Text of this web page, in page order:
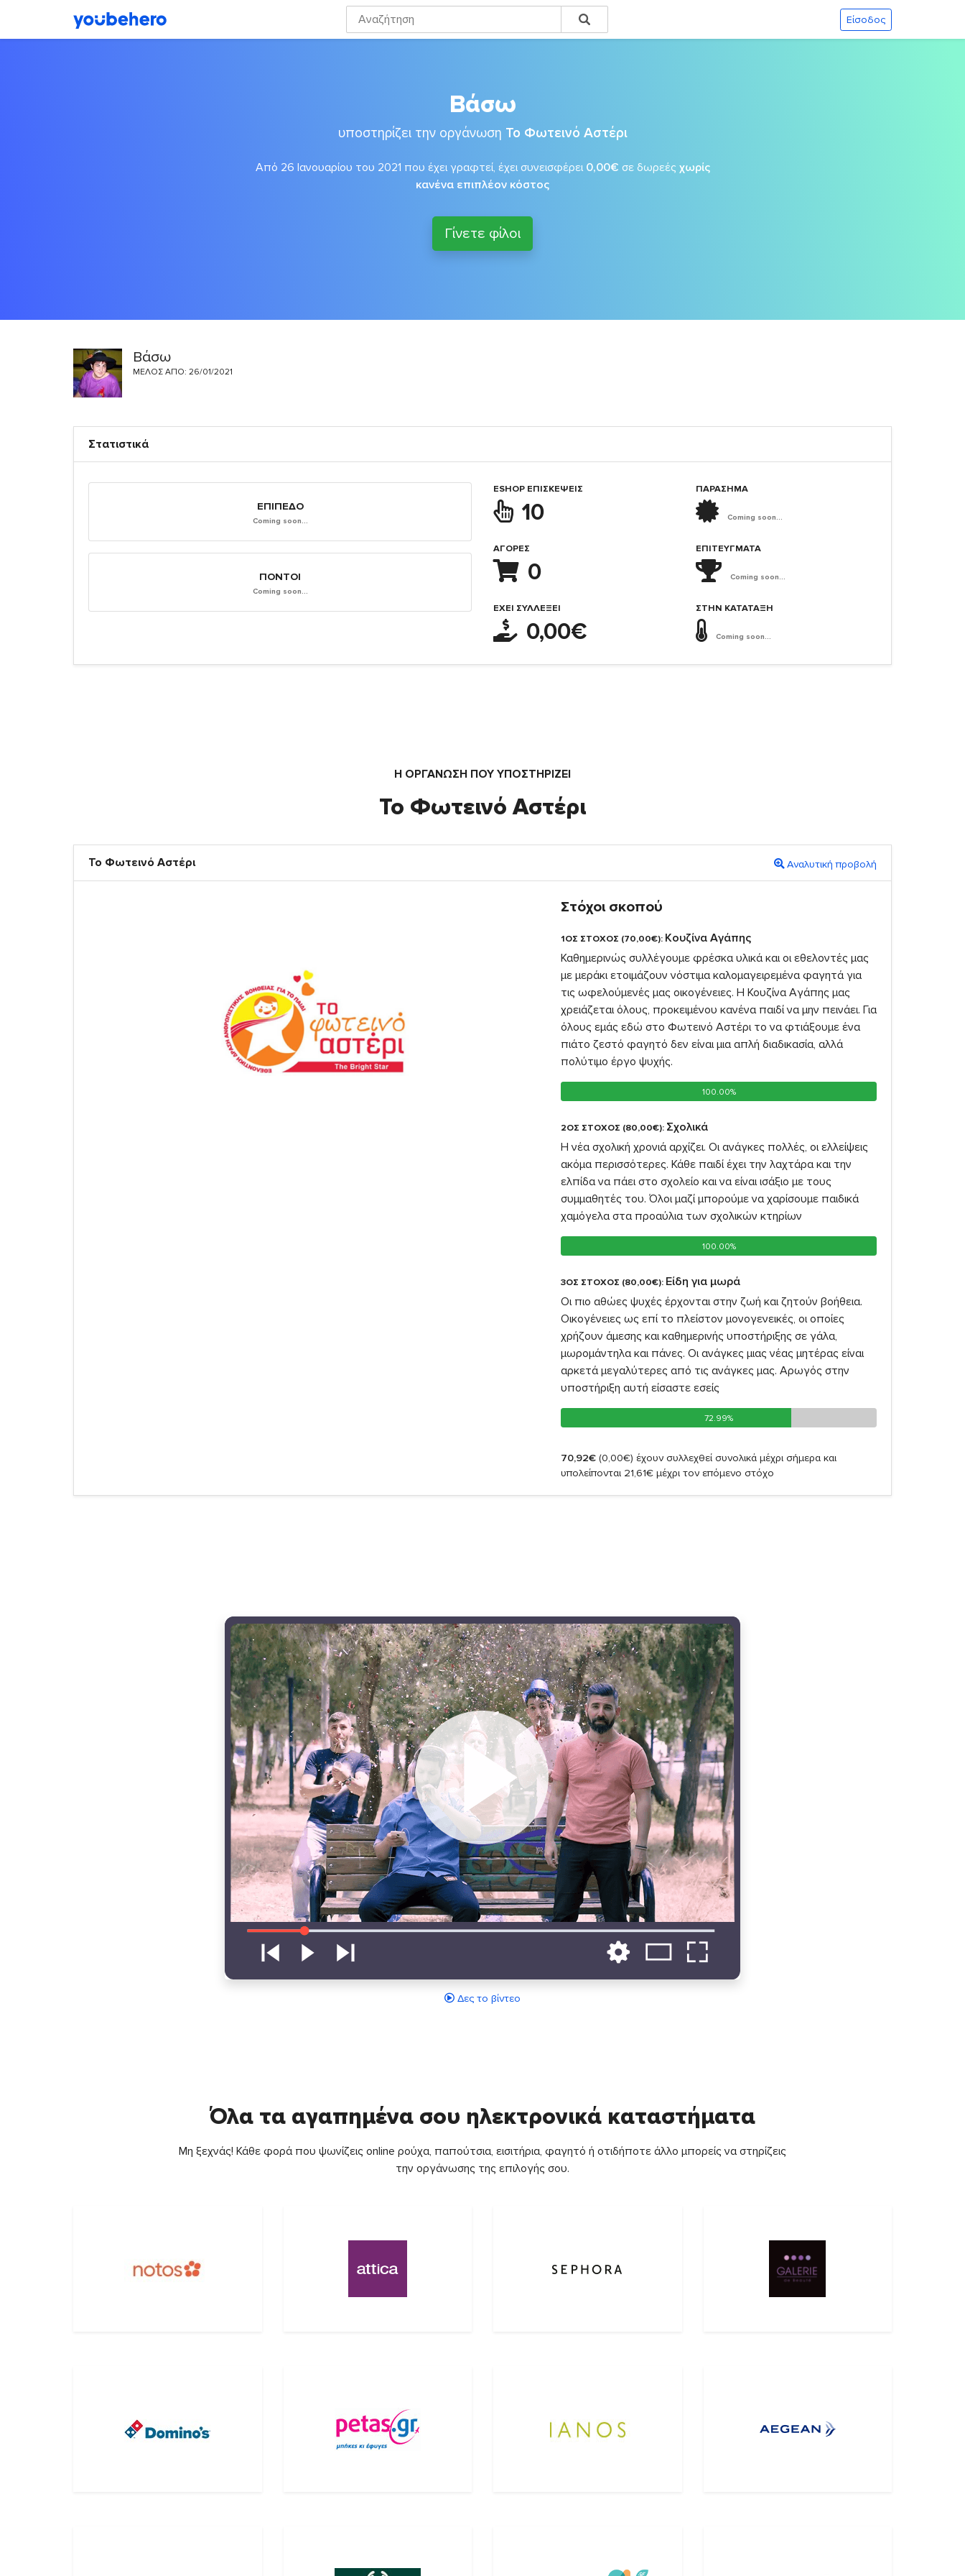
Είσοδος
Βάσω
υποστηρίζει την οργάνωση Το Φωτεινό Αστέρι
Από 26 Ιανουαρίου του 2021 που έχει γραφτεί, έχει συνεισφέρει 0,00€ σε δωρεές χωρίς
κανένα επιπλέον κόστος
Γίνετε φίλοι
Βάσω
ΜΈΛΟΣ ΑΠΌ: 26/01/2021
Στατιστικά
ΕΠΊΠΕΔΟ
Coming soon...
ΠΌΝΤΟΙ
Coming soon...
ESHOP ΕΠΙΣΚΈΨΕΙΣ
10
ΑΓΟΡΈΣ
0
ΈΧΕΙ ΣΥΛΛΈΞΕΙ
0,00€
ΠΑΡΑΣΗΜΑ
Coming soon...
ΕΠΙΤΕΎΓΜΑΤΑ
Coming soon...
ΣΤΗΝ ΚΑΤΆΤΑΞΗ
Coming soon...
Η ΟΡΓΆΝΩΣΗ ΠΟΥ ΥΠΟΣΤΗΡΙΖΕΙ
Το Φωτεινό Αστέρι
Το Φωτεινό Αστέρι Αναλυτική προβολή
Στόχοι σκοπού
1ΟΣ ΣΤΟΧΟΣ (70,00€): Κουζίνα Αγάπης
Καθημερινώς συλλέγουμε φρέσκα υλικά και οι εθελοντές μας
με μεράκι ετοιμάζουν νόστιμα καλομαγειρεμένα φαγητά για
τις ωφελούμενές μας οικογένειες. Η Κουζίνα Αγάπης μας
χρειάζεται όλους, προκειμένου κανένα παιδί να μην πεινάει. Για
όλους εμάς εδώ στο Φωτεινό Αστέρι το να φτιάξουμε ένα
πιάτο ζεστό φαγητό δεν είναι μια απλή διαδικασία, αλλά
πολύτιμο έργο ψυχής.
100.00%
100.00%
2ΟΣ ΣΤΟΧΟΣ (80,00€): Σχολικά
Η νέα σχολική χρονιά αρχίζει. Οι ανάγκες πολλές, οι ελλείψεις
ακόμα περισσότερες. Κάθε παιδί έχει την λαχτάρα και την
ελπίδα να πάει στο σχολείο και να είναι ισάξιο με τους
συμμαθητές του. Όλοι μαζί μπορούμε να χαρίσουμε παιδικά
χαμόγελα στα προαύλια των σχολικών κτηρίων
100.00%
100.00%
3ΟΣ ΣΤΟΧΟΣ (80,00€): Είδη για μωρά
Οι πιο αθώες ψυχές έρχονται στην ζωή και ζητούν βοήθεια.
Οικογένειες ως επί το πλείστον μονογενεικές, οι οποίες
χρήζουν άμεσης και καθημερινής υποστήριξης σε γάλα,
μωρομάντηλα και πάνες. Οι ανάγκες μιας νέας μητέρας είναι
αρκετά μεγαλύτερες από τις ανάγκες μας. Αρωγός στην
υποστήριξη αυτή είσαστε εσείς
72.99%
72.99%
70,92€ (0,00€) έχουν συλλεχθεί συνολικά μέχρι σήμερα και
υπολείπονται 21,61€ μέχρι τον επόμενο στόχο
Δες το βίντεο
Όλα τα αγαπημένα σου ηλεκτρονικά καταστήματα
Μη ξεχνάς! Κάθε φορά που ψωνίζεις online ρούχα, παπούτσια, εισιτήρια, φαγητό ή οτιδήποτε άλλο μπορείς να στηρίζεις
την οργάνωσης της επιλογής σου.